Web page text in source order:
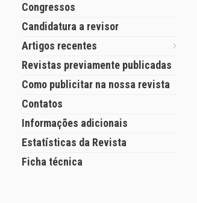
Congressos
Candidatura a revisor
Artigos recentes
Revistas previamente publicadas
Como publicitar na nossa revista
Contatos
Informações adicionais
Estatísticas da Revista
Ficha técnica